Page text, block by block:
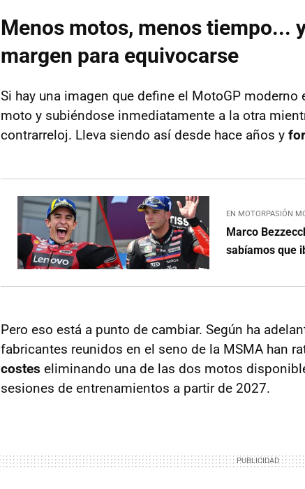
Menos motos, menos tiempo...
margen para equivocarse
Si hay una imagen que define el MotoGP
moto y subiéndose inmediatamente a la otra
contrarreloj. Lleva siendo así desde hace años y
EN MOTORPASIÓN
Marco
sabíamos que
Pero eso está a punto de cambiar. Según ha
fabricantes reunidos en el seno de la MSMA han
costes eliminando una de las dos motos
sesiones de entrenamientos a partir de 2027.